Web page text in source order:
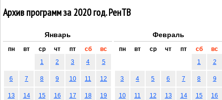
Архив программ за 2020 год. РенТВ
Январь
пн вт ср чт пт сб
вс
1
2 3 4 5
6 7 8 9 10 11 12
13 14 15 16 17 18 19
Февраль
пн вт ср чт пт сб
вс
1
2
3 4 5 6 7 8 9
10 11 12 13 14 15 16